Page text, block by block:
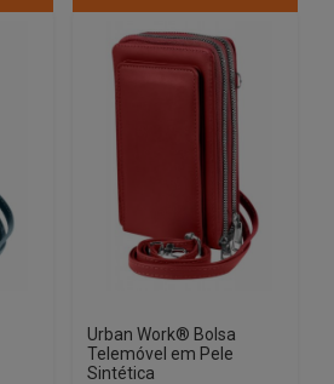
Urban Work® Bolsa
Telemóvel em Pele
Sintética